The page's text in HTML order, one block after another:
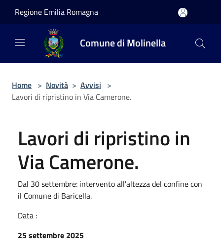
Regione Emilia Romagna
Comune di Molinella
Home > Novità > Avvisi >
Lavori di ripristino in Via Camerone.
Lavori di ripristino in
Via Camerone.
Dal 30 settembre: intervento all'altezza del confine con
il Comune di Baricella.
Data :
25 settembre 2025